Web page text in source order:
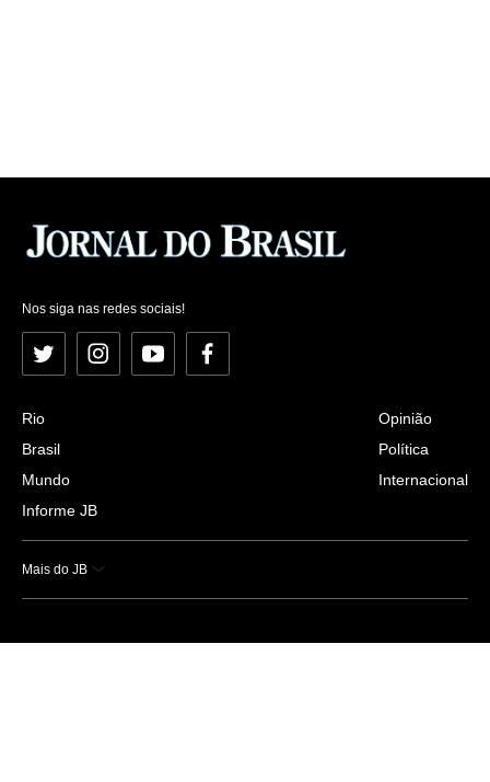
Nos siga nas redes sociais!
Twitter InstagramYouTubeFacebook
Rio
Brasil
Mundo
Informe JB
Opinião
Política
Internacional
Mais do JB
Esportes